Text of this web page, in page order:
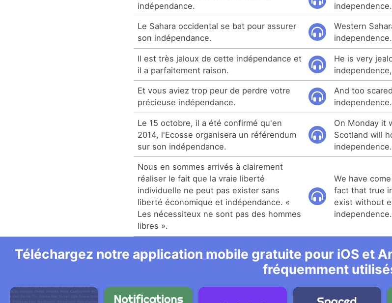
indépendance.
independence.
Le Sahara occidental se bat pour assurer
son indépendance.
Western
independence.
Il est très jaloux de cette indépendance et
il a parfaitement raison.
He is very
Et vous aviez trop peur de perdre votre
précieuse indépendance.
And too
independence.
Le 15 octobre, il a été confirmé qu'en
2014, l'Ecosse organisera un référendum
sur son indépendance.
On Monday it
Scotland will
independence.
Nous en sommes arrivés à clairement
réaliser le fait que la vraie liberté
individuelle ne peut pas exister sans
liberté économique et indépendance. «
Les nécessiteux ne sont pas des hommes
libres ».
We have
fact that true
exist without
independence.
Téléchargez notre application mobile gratuite pour iOS et
fréquemment